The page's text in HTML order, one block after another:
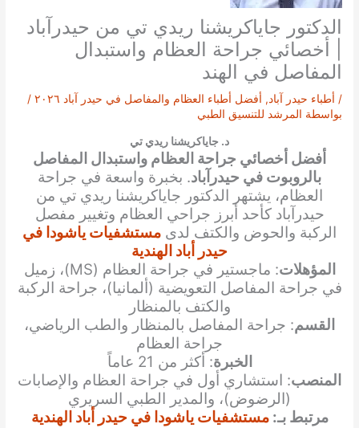
الدكتور جاياكريشنا ريدي تي من حيدرآباد
| أخصائي جراحة العظام واستبدال
المفاصل في الهند
/ أطباء حيدر آباد, أفضل أطباء العظام والمفاصل في حيدر آباد ٢٠٢٦
/
بواسطة المرشد للتنسيق الطبي
د. جاياكريشنا ريدي تي
أفضل أخصائي جراحة العظام واستبدال المفاصل
بالروبوت في حيدرآباد. بخبرة واسعة في جراحة
العظام، يشتهر الدكتور جاياكريشنا ريدي تي من
حيدرآباد كأحد أبرز جراحي العظام وتغيير مفصل
الركبة والحوض والكتف لدى مستشفيات ياشودا في
حيدر أباد الهندية
المؤهلات
: ماجستير في جراحة العظام (MS)، زميل
في جراحة المفاصل التعويضية (ألمانيا)، جراحة الركبة
والكتف بالمنظار
القسم: جراحة المفاصل بالمنظار والطب الرياضي،
جراحة العظام
الخبرة: أكثر من 21 عاماً
المنصب: استشاري أول في جراحة العظام والإصابات
(الرضوض)، والمدير الطبي السريري
مرتبط بـ:مستشفيات ياشودا في حيدر أباد الهندية